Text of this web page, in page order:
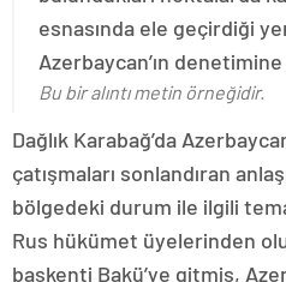
esnasında ele geçirdiği
Azerbaycan’ın
Bu bir alıntı metin örneğidir.
Dağlık Karabağ’da
çatışmaları sonlandıran
bölgedeki durum ile ilgili
Rus hükümet üyelerinden
başkenti Bakü’ye gitmiş,